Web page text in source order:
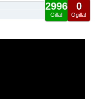
0
Ogilla!
2996
Gilla!